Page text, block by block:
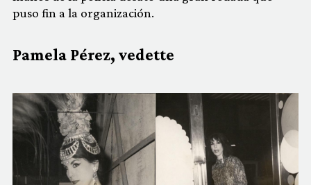
puso fin a la organización.
Pamela Pérez, vedette